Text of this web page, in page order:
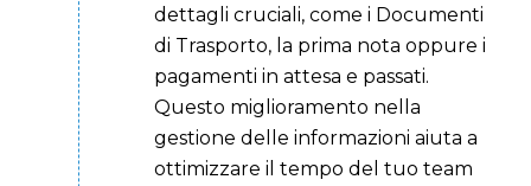
dettagli cruciali, come i Documenti
di Trasporto, la prima nota oppure i
pagamenti in attesa e passati.
Questo miglioramento nella
gestione delle informazioni aiuta a
ottimizzare il tempo del tuo team